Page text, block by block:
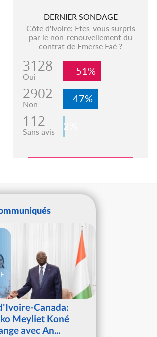
DERNIER SONDAGE
Côte d'Ivoire: Etes-vous surpris
par le non-renouvellement du
contrat de Emerse Faé ?
3128
Oui 51%
2902
Non 47%
112
Sans avis 2%
Canada:
Meyliet Koné
avec An...